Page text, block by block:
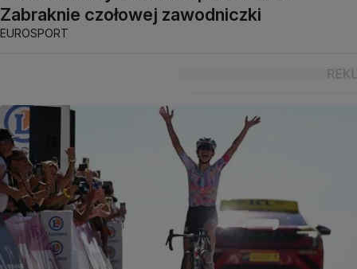
Zabraknie czołowej zawodniczki
EUROSPORT